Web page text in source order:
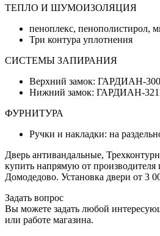
ТЕПЛО И ШУМОИЗОЛЯЦИЯ
пеноплекс, пенополистирол,
Три контура уплотнения
СИСТЕМЫ ЗАПИРАНИЯ
Верхний замок: ГАРДИАН-
Нижний замок: ГАРДИАН-
ФУРНИТУРА
Ручки и накладки: на
Дверь антивандальные,
купить напрямую от производителя
Домодедово. Установка двери от 3
Задать вопрос
Вы можете задать любой
или работе магазина.